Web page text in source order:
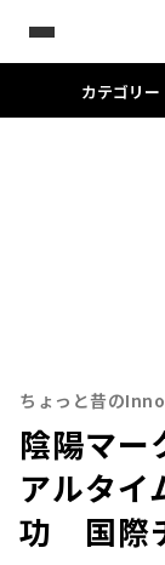
カテゴリー
ちょっと昔の
陰陽マー
アルタイ
功 国際